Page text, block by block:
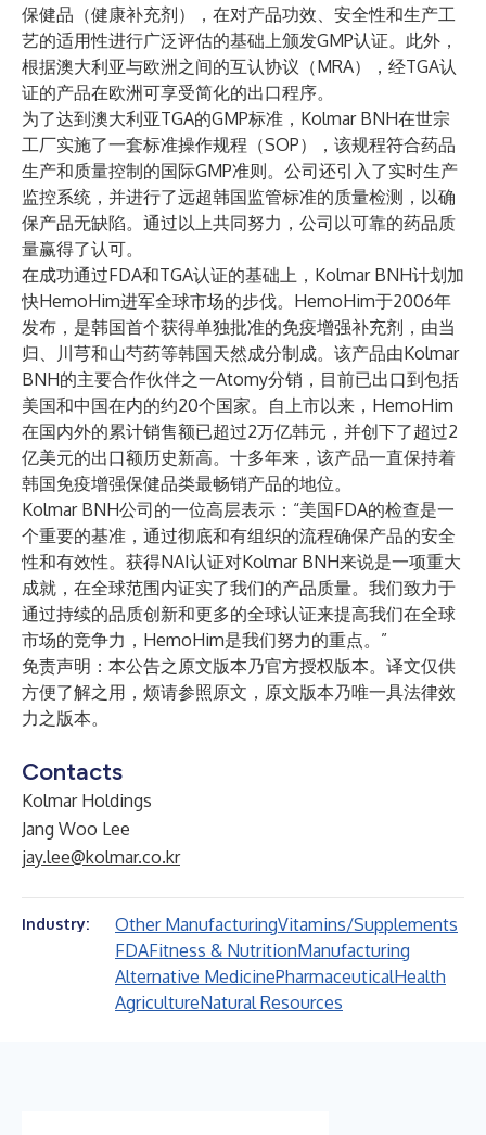
保健品（健康补充剂），在对产品功效、安全性和生产工
艺的适用性进行广泛评估的基础上颁发GMP认证。此外，
根据澳大利亚与欧洲之间的互认协议（MRA），经TGA认
证的产品在欧洲可享受简化的出口程序。
为了达到澳大利亚TGA的GMP标准，Kolmar BNH在世宗
工厂实施了一套标准操作规程（SOP），该规程符合药品
生产和质量控制的国际GMP准则。公司还引入了实时生产
监控系统，并进行了远超韩国监管标准的质量检测，以确
保产品无缺陷。通过以上共同努力，公司以可靠的药品质
量赢得了认可。
在成功通过FDA和TGA认证的基础上，Kolmar BNH计划加
快HemoHim进军全球市场的步伐。HemoHim于2006年
发布，是韩国首个获得单独批准的免疫增强补充剂，由当
归、川芎和山芍药等韩国天然成分制成。该产品由Kolmar
BNH的主要合作伙伴之一Atomy分销，目前已出口到包括
美国和中国在内的约20个国家。自上市以来，HemoHim
在国内外的累计销售额已超过2万亿韩元，并创下了超过2
亿美元的出口额历史新高。十多年来，该产品一直保持着
韩国免疫增强保健品类最畅销产品的地位。
Kolmar BNH公司的一位高层表示：“美国FDA的检查是一
个重要的基准，通过彻底和有组织的流程确保产品的安全
性和有效性。获得NAI认证对Kolmar BNH来说是一项重大
成就，在全球范围内证实了我们的产品质量。我们致力于
通过持续的品质创新和更多的全球认证来提高我们在全球
市场的竞争力，HemoHim是我们努力的重点。”
免责声明：本公告之原文版本乃官方授权版本。译文仅供
方便了解之用，烦请参照原文，原文版本乃唯一具法律效
力之版本。
Contacts
Kolmar Holdings
Jang Woo Lee
jay.lee@kolmar.co.kr
Industry: Other ManufacturingVitamins/Supplements
FDAFitness & NutritionManufacturing
Alternative MedicinePharmaceuticalHealth
AgricultureNatural Resources